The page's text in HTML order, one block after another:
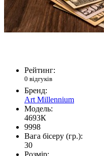
Рейтинг:
0 відгуків
Бренд:
Art Millennium
Модель:
4693К
9998
Вага бісеру (гр.):
30